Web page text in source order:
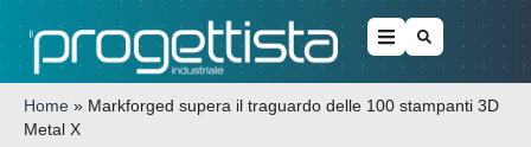
Home » Markforged supera il traguardo delle 100 stampanti 3D
Metal X